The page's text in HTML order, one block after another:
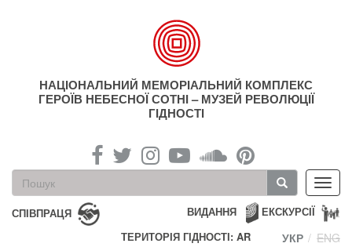
НАЦІОНАЛЬНИЙ МЕМОРІАЛЬНИЙ КОМПЛЕКС
ГЕРОЇВ НЕБЕСНОЇ СОТНІ – МУЗЕЙ РЕВОЛЮЦІЇ
ГІДНОСТІ
Пошукова
форма
Пошук
СПІВПРАЦЯ ЕКСКУРСІЇ
ВИДАННЯ
ТЕРИТОРІЯ ГІДНОСТІ: AR
УКР ENG